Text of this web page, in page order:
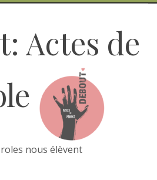
Actes de
nous élèvent